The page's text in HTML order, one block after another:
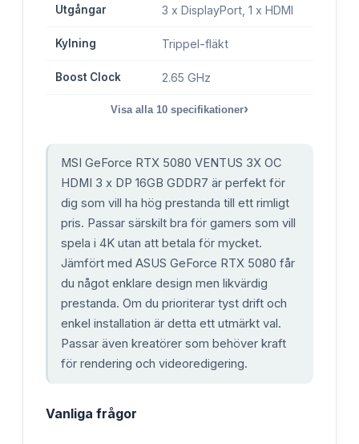
Utgångar 3 x DisplayPort, 1 x HDMI
Kylning Trippel-fläkt
Boost Clock 2.65 GHz
Visa alla 10 specifikationer›
MSI GeForce RTX 5080 VENTUS 3X OC
HDMI 3 x DP 16GB GDDR7 är perfekt för
dig som vill ha hög prestanda till ett rimligt
pris. Passar särskilt bra för gamers som vill
spela i 4K utan att betala för mycket.
Jämfört med ASUS GeForce RTX 5080 får
du något enklare design men likvärdig
prestanda. Om du prioriterar tyst drift och
enkel installation är detta ett utmärkt val.
Passar även kreatörer som behöver kraft
för rendering och videoredigering.
Vanliga frågor